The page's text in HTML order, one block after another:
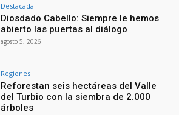
Destacada
Diosdado Cabello: Siempre le hemos
abierto las puertas al diálogo
agosto 5, 2026
Regiones
Reforestan seis hectáreas del Valle
del Turbio con la siembra de 2.000
árboles